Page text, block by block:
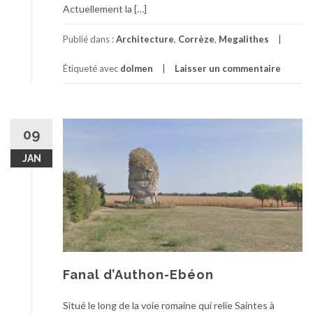
Actuellement la […]
Publié dans :Architecture, Corrèze, Megalithes
Étiqueté avec dolmen Laisser un commentaire
09
JAN
Fanal d’Authon-Ebéon
Situé le long de la voie romaine qui relie Saintes à